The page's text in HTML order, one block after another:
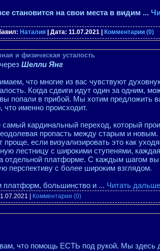
становится на свои места в видим ...
Наталия | Дата: 11.07.2021 Комментарии (0)
и физическая усталость
Шелли Янг
что многие из вас чувствуют
Когда сдвиги идут один за одним,
вы попали в прибой. Мы хотим предложить
что именно происходит.
кардинальный переход, который
пропасть между старым и новым.
проще, если визуализировать это как
лестницу с широкими ступенями,
отдельной платформе. С каждым шагом вы
перспективу с более широким взглядом.
платформ, большинство и ... Читать
Комментарии (0)
что помощь ЕСТЬ под рукой. Мы здесь